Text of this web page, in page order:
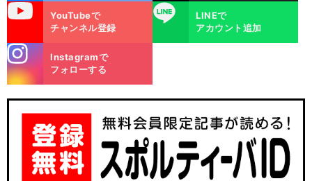
YouTubeで
チャンネル登録
LINE
LINEで
アカウント追加
m
Instagramで
フォローする